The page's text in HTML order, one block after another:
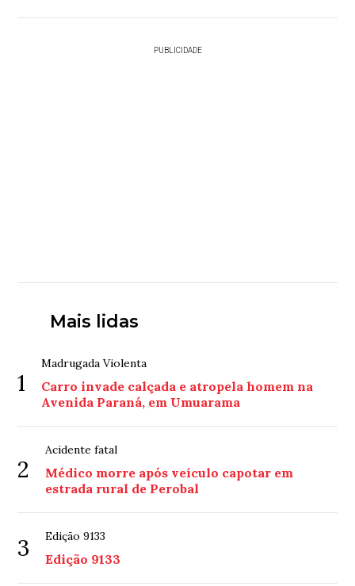
PUBLICIDADE
Mais lidas
1
Madrugada Violenta
Carro invade calçada e atropela homem na
Avenida Paraná, em Umuarama
2
Acidente fatal
Médico morre após veículo capotar em
estrada rural de Perobal
3 Edição 9133
Edição 9133